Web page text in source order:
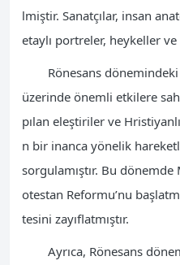
lmiştir. Sanatçılar, insan
etaylı portreler, heykeller
Rönesans
üzerinde önemli etkilere
pılan eleştiriler ve
n bir inanca yönelik
sorgulamıştır. Bu
otestan Reformu’nu
tesini zayıflatmıştır.
Ayrıca, Rönesans